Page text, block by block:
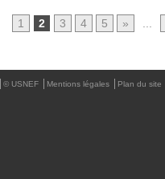
1 2 3 4 5 »
© USNEF Mentions légales Plan du site